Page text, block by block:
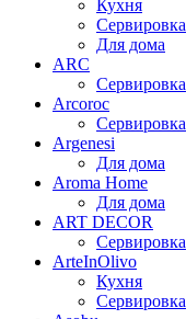
Кухня
Сервировка
Для дома
ARC
Сервировка
Arcoroc
Сервировка
Argenesi
Для дома
Aroma Home
Для дома
ART DECOR
Сервировка
ArteInOlivo
Кухня
Сервировка